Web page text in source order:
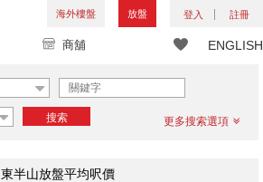
海外樓盤 放盤 登入 註冊
ENGLISH
商舖
搜索 更多搜索選項
東半山放盤平均呎價